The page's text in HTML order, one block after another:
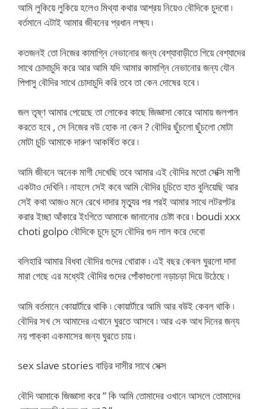
আমি লুকিয়ে লুকিয়ে হলেও মিথ্যা কথার আশ্রয় নিয়েও বৌদিকে চুদবো ৷
বর্তমানে এটাই আমার জীবনের প্রধান লক্ষ্য ৷
কতজনই তো নিজের কামাগ্নি নেভানোর জন্য বেশ্যাবাড়ীতে গিয়ে বেশ্যাদের
সাথে চোদাচুদি করে আর আমি যদি আমার কামাগ্নি নেভানোর জন্য যৌন
পিপাসু বৌদির সাথে চোদাচুদি করি তবে তা কেন দোষের হবে ৷
জল তৃষ্ণ আমার পেয়েছে তা লোকের কাছে জিজ্ঞাসা কোরে আমায় জলপান
করতে হবে , সে নিজের বউ হোক না কেন ? বৌদির ছুঁচলো ছুঁচলো মোটা
মোটা চুচি আমাকে দারুণ আকর্ষিত করে ৷
আমি জীবনে অনেক মাগী দেখেছি তবে আমার এই বৌদির মতো সেক্সি মাগী
একটাও দেখিনি ৷ নাহলে সেই কবে আমি বৌদির চুচিতে হাত বুলিয়েছি আর
সেই কথা আজও মনে রেখে দাদার মৃত্যুর পর পরই আমার সাথে লটরপটর
করার ইচ্ছা আঁকারে ইংগিতে আমাকে জানানোর চেষ্টা করে ৷ boudi xxx
choti golpo বৌদিকে চুদে চুদে বৌদির গুদ লাল করে দেবো
বলিহারি আমার বিধবা বৌদির গুদের খোরাক ৷ এই বছর কেবল ঘুরলো দাদা
মারা গেছে এর মধ্যেই বৌদির গুদের পোঁকাগুলো নড়াচড়া দিয়ে উঠেছে ৷
আমি বর্তমানে কোয়ার্টারে থাকি ৷ কোয়ার্টারে আমি আর বউই কেবল থাকি ৷
বৌদির সখ সে আমাদের এখানে ঘুরতে আসবে ৷ আর এক আধ দিনের জন্য
নয় পাক্কা একমাসের জন্য ঘুরতে চায় ৷
sex slave stories বাড়ির দাসীর সাথে সেক্স
বৌদি আমাকে জিজ্ঞাসা করে ” কি আমি তোমাদের ওখানে আসলে তোমাদের